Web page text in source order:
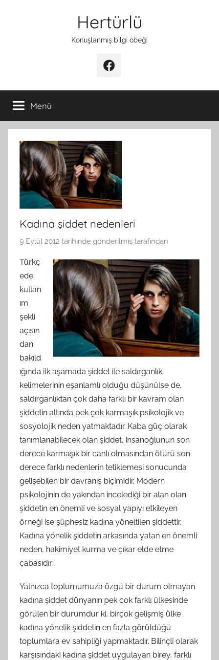
Hertürlü
Konuşlanmış bilgi öbeği
Facebook
Menü
Kadına şiddet nedenleri
9 Eylül 2012 tarihinde gönderilmiş tarafından
Türkç
ede
kullan
ım
şekli
açısın
dan
bakıld
ığında ilk aşamada şiddet ile saldırganlık
kelimelerinin eşanlamlı olduğu düşünülse de,
saldırganlıktan çok daha farklı bir kavram olan
şiddetin altında pek çok karmaşık psikolojik ve
sosyolojik neden yatmaktadır. Kaba güç olarak
tanımlanabilecek olan şiddet, insanoğlunun son
derece karmaşık bir canlı olmasından ötürü son
derece farklı nedenlerin tetiklemesi sonucunda
gelişebilen bir davranış biçimidir. Modern
psikolojinin de yakından incelediği bir alan olan
şiddetin en önemli ve sosyal yapıyı etkileyen
örneği ise şüphesiz kadına yöneltilen şiddettir.
Kadına yönelik şiddetin arkasında yatan en önemli
neden, hakimiyet kurma ve çıkar elde etme
çabasıdır.
Yalnızca toplumumuza özgü bir durum olmayan
kadına şiddet dünyanın pek çok farklı ülkesinde
görülen bir durumdur ki, birçok gelişmiş ülke
kadına yönelik şiddetin en fazla görüldüğü
toplumlara ev sahipliği yapmaktadır. Bilinçli olarak
karşısındaki kadına şiddet uygulayan birey, farklı